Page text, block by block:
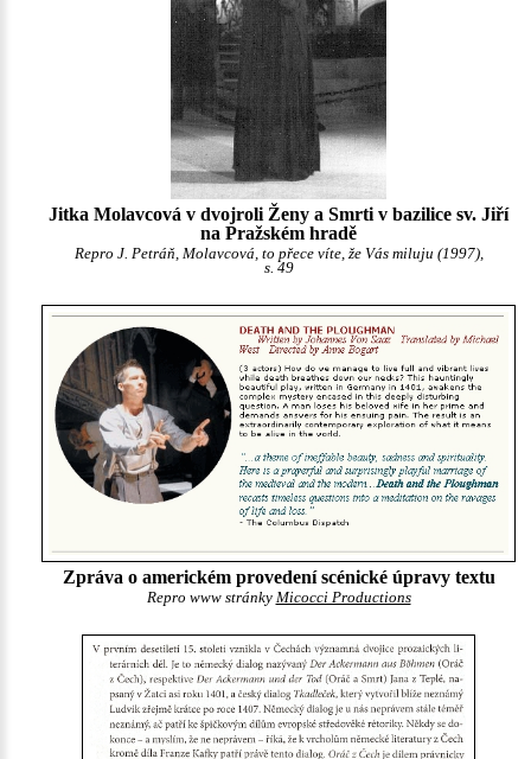
Jitka Molavcová v dvojroli Ženy a Smrti v bazilice sv. Jiří
na Pražském hradě
Repro J. Petráň, Molavcová, to přece víte, že Vás miluju (1997),
s. 49
Zpráva o americkém provedení scénické úpravy textu
Repro www stránky Micocci Productions